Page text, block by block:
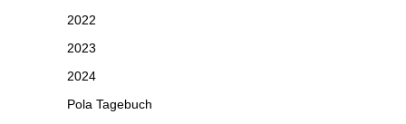
2022
2023
2024
Pola Tagebuch